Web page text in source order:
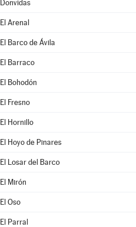
Donvidas
El Arenal
El Barco de Ávila
El Barraco
El Bohodón
El Fresno
El Hornillo
El Hoyo de Pinares
El Losar del Barco
El Mirón
El Oso
El Parral